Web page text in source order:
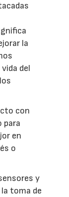
la
del
con
para
en
o
y
toma de